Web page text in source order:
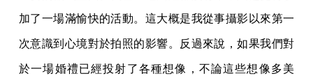
加了一場滿愉快的活動。這大概是我從事攝影以來第一
次意識到心境對於拍照的影響。反過來說，如果我們對
於一場婚禮已經投射了各種想像，不論這些想像多美